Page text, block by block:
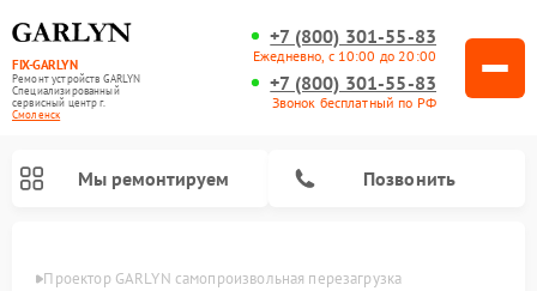
FIX-GARLYN
Ремонт устройств GARLYN
Специализированный
cервисный центр г.
Смоленск
+7 (800) 301-55-83
Ежедневно, с 10:00 до 20:00
+7 (800) 301-55-83
Звонок бесплатный по РФ
Мы ремонтируем Позвонить
Проектор GARLYN самопроизвольная перезагрузка